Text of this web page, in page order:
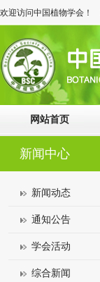
欢迎访问中国植物学会！
网站首页
新闻中心
新闻动态
通知公告
学会活动
综合新闻